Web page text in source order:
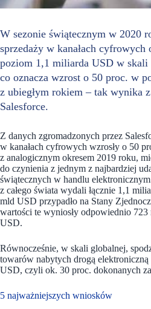
W sezonie świątecznym w 2020
sprzedaży w kanałach cyfrowych
poziom 1,1 miliarda USD w skali
co oznacza wzrost o 50 proc. w
z ubiegłym rokiem – tak wynika
Salesforce.
Z danych zgromadzonych przez
w kanałach cyfrowych wzrosły o 50
z analogicznym okresem 2019 roku,
do czynienia z jednym z najbardziej
świątecznych w handlu
z całego świata wydali łącznie 1,1
mld USD przypadło na Stany
wartości te wyniosły odpowiednio
USD.
Równocześnie, w skali globalnej,
towarów nabytych drogą
USD, czyli ok. 30 proc. dokonanych
5 najważniejszych wniosków